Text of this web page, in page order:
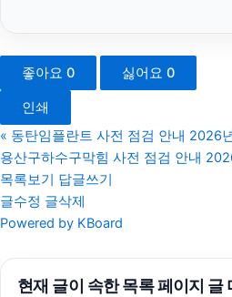
좋아요 0 싫어요 0
인쇄
« 동탄임플란트 사전 점검 안내 2026
용산구하수구막힘 사전 점검 안내
목록보기
답글쓰기
글수정 글삭제
Powered by KBoard
현재 글이 속한 목록 페이지 글